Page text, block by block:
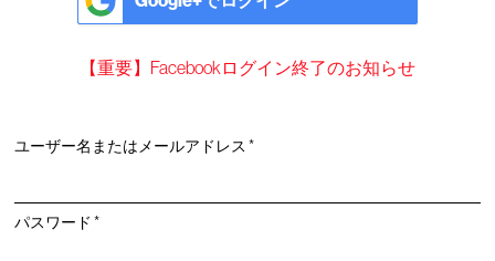
【重要】Facebookログイン終了のお知らせ
ユーザー名またはメールアドレス*必
パスワード*必